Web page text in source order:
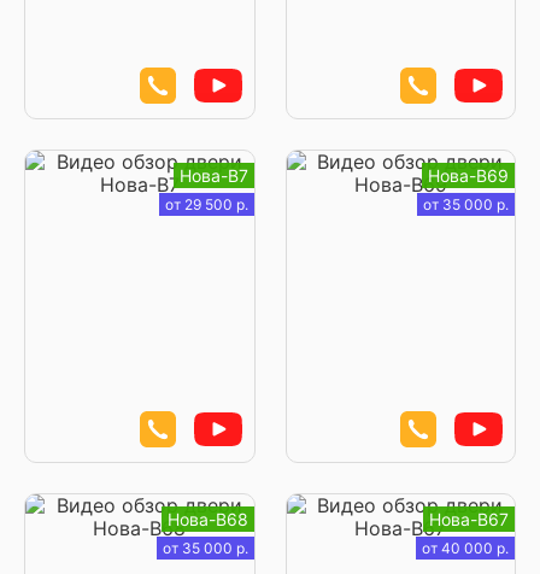
Нова-В7
от 29 500 р.
Нова-В69
от 35 000 р.
Нова-В68
от 35 000 р.
Нова-В67
от 40 000 р.